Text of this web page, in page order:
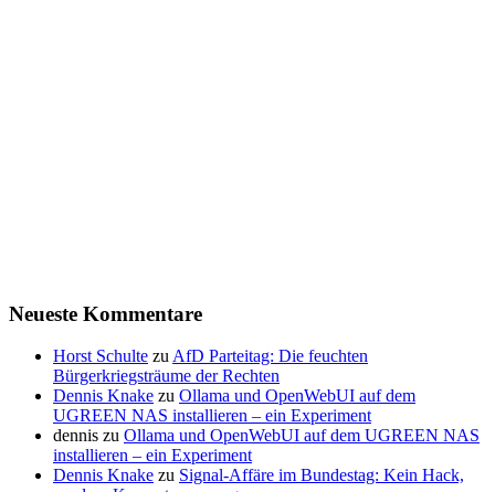
Neueste Kommentare
Horst Schulte zu AfD Parteitag: Die feuchten
Bürgerkriegsträume der Rechten
Dennis Knake zu Ollama und OpenWebUI auf dem
UGREEN NAS installieren – ein Experiment
dennis zu Ollama und OpenWebUI auf dem UGREEN NAS
installieren – ein Experiment
Dennis Knake zu Signal-Affäre im Bundestag: Kein Hack,